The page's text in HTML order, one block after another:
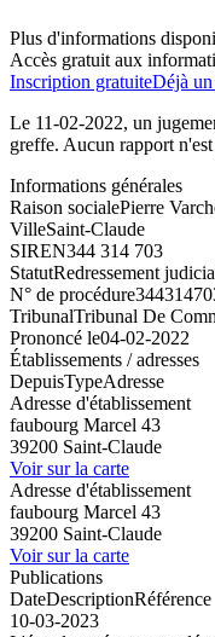
Plus d'informations
Accès gratuit aux
Inscription gratuiteDéjà
Le 11-02-2022, un
greffe. Aucun rapport
Informations générales
Raison socialePierre
VilleSaint-Claude
SIREN344 314 703
StatutRedressement
N° de procédure
TribunalTribunal De
Prononcé le04-02-2022
Établissements / adresses
DepuisTypeAdresse
Adresse d'établissement
faubourg Marcel 43
39200 Saint-Claude
Voir sur la carte
Adresse d'établissement
faubourg Marcel 43
39200 Saint-Claude
Voir sur la carte
Publications
DateDescriptionRéférence
10-03-2023